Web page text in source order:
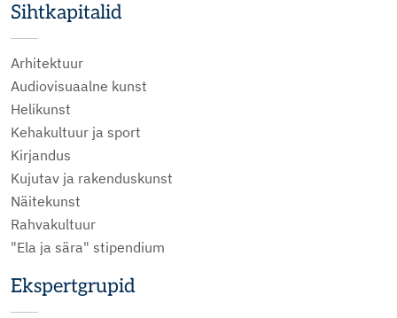
Sihtkapitalid
Arhitektuur
Audiovisuaalne kunst
Helikunst
Kehakultuur ja sport
Kirjandus
Kujutav ja rakenduskunst
Näitekunst
Rahvakultuur
"Ela ja sära" stipendium
Ekspertgrupid